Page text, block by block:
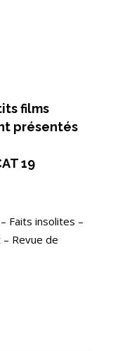
films
présentés
19
Faits insolites –
Revue de